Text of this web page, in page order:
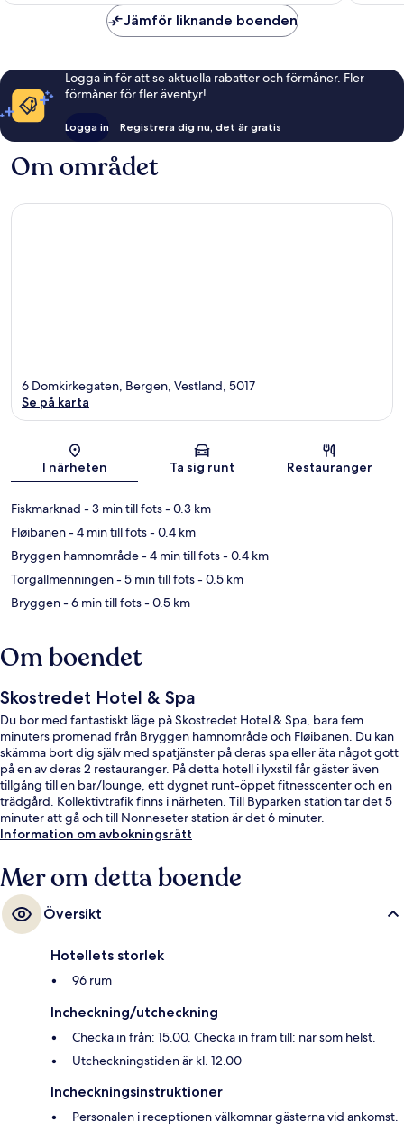
Jämför liknande boenden
Logga in för att se aktuella rabatter och förmåner. Fler
förmåner för fler äventyr!
Logga in Registrera dig nu, det är gratis
Om området
Karta
6 Domkirkegaten, Bergen, Vestland, 5017
Se på karta
I närheten Ta sig runt Restauranger
Fiskmarknad - 3 min till fots- 0.3 km
Fløibanen- 4 min till fots- 0.4 km
Bryggen hamnområde- 4 min till fots- 0.4 km
Torgallmenningen- 5 min till fots- 0.5 km
Bryggen- 6 min till fots- 0.5 km
Om boendet
Skostredet Hotel & Spa
Du bor med fantastiskt läge på Skostredet Hotel & Spa, bara fem
minuters promenad från Bryggen hamnområde och Fløibanen. Du kan
skämma bort dig själv med spatjänster på deras spa eller äta något gott
på en av deras 2 restauranger. På detta hotell i lyxstil får gäster även
tillgång till en bar/lounge, ett dygnet runt-öppet fitnesscenter och en
trädgård. Kollektivtrafik finns i närheten. Till Byparken station tar det 5
minuter att gå och till Nonneseter station är det 6 minuter.
Information om avbokningsrätt
Mer om detta boende
Översikt
Hotellets storlek
96 rum
Incheckning/utcheckning
Checka in från: 15.00. Checka in fram till: när som helst.
Utcheckningstiden är kl. 12.00
Incheckningsinstruktioner
Personalen i receptionen välkomnar gästerna vid ankomst.